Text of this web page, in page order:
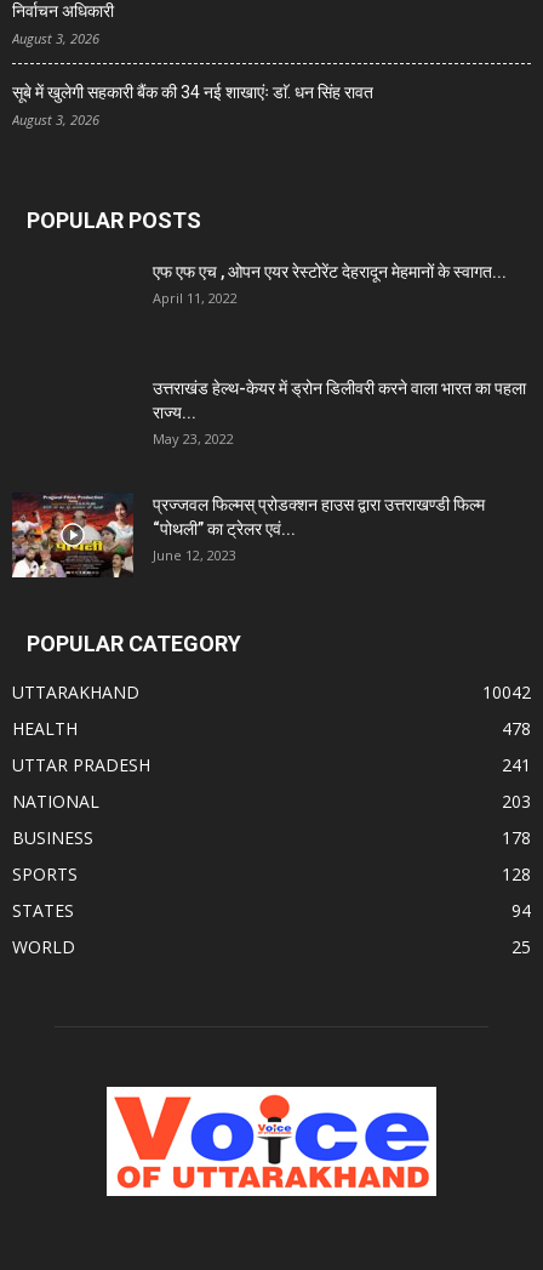
निर्वाचन अधिकारी
August 3, 2026
सूबे में खुलेगी सहकारी बैंक की 34 नई शाखाएंः डाॅ. धन सिंह रावत
August 3, 2026
POPULAR POSTS
एफ एफ एच , ओपन एयर रेस्टोरेंट देहरादून मेहमानों के स्वागत...
April 11, 2022
उत्तराखंड हेल्थ-केयर में ड्रोन डिलीवरी करने वाला भारत का पहला
राज्य...
May 23, 2022
प्रज्जवल फिल्मस् प्रोडक्शन हाउस द्वारा उत्तराखण्डी फिल्म
“पोथली” का ट्रेलर एवं...
June 12, 2023
POPULAR CATEGORY
UTTARAKHAND
10042
HEALTH
478
UTTAR PRADESH
241
NATIONAL
203
BUSINESS
178
SPORTS
128
STATES
94
WORLD
25